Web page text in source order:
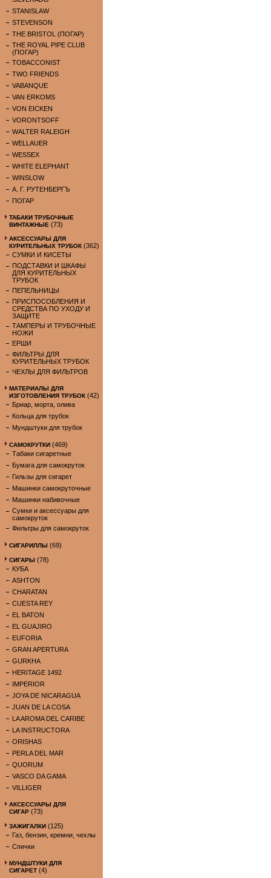
STANISLAW
STEVENSON
THE BRISTOL (ПОГАР)
THE ROYAL PIPE CLUB
(ПОГАР)
TOBACCONIST
TWO FRIENDS
VABANQUE
VAN ERKOMS
VON EICKEN
VORONTSOFF
WALTER RALEIGH
WELLAUER
WESSEX
WHITE ELEPHANT
WINSLOW
А. Г. РУТЕНБЕРГЪ
ПОГАР
ТАБАКИ ТРУБОЧНЫЕ
ВИНТАЖНЫЕ (73)
АКСЕССУАРЫ ДЛЯ
КУРИТЕЛЬНЫХ ТРУБОК (362)
СУМКИ И КИСЕТЫ
ПОДСТАВКИ И ШКАФЫ
ДЛЯ КУРИТЕЛЬНЫХ
ТРУБОК
ПЕПЕЛЬНИЦЫ
ПРИСПОСОБЛЕНИЯ И
СРЕДСТВА ПО УХОДУ И
ЗАЩИТЕ
ТАМПЕРЫ И ТРУБОЧНЫЕ
НОЖИ
ЕРШИ
ФИЛЬТРЫ ДЛЯ
КУРИТЕЛЬНЫХ ТРУБОК
ЧЕХЛЫ ДЛЯ ФИЛЬТРОВ
МАТЕРИАЛЫ ДЛЯ
ИЗГОТОВЛЕНИЯ ТРУБОК (42)
Бриар, морта, олива
Кольца для трубок
Мундштуки для трубок
САМОКРУТКИ (469)
Табаки сигаретные
Бумага для самокруток
Гильзы для сигарет
Машинки самокруточные
Машинки набивочные
Сумки и аксессуары для
самокруток
Фильтры для самокруток
СИГАРИЛЛЫ (69)
СИГАРЫ (78)
КУБА
ASHTON
CHARATAN
CUESTA REY
EL BATON
EL GUAJIRO
EUFORIA
GRAN APERTURA
GURKHA
HERITAGE 1492
IMPERIOR
JOYA DE NICARAGUA
JUAN DE LA COSA
LA AROMA DEL CARIBE
LA INSTRUCTORA
ORISHAS
PERLA DEL MAR
QUORUM
VASCO DA GAMA
VILLIGER
АКСЕССУАРЫ ДЛЯ
СИГАР (73)
ЗАЖИГАЛКИ (125)
Газ, бензин, кремни, чехлы
Спички
МУНДШТУКИ ДЛЯ
СИГАРЕТ (4)